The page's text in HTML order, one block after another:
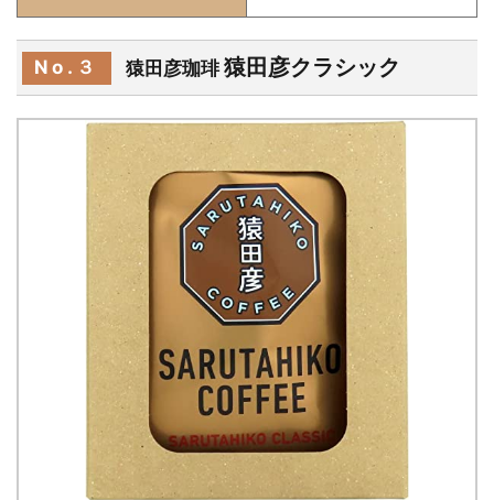
No.３ 猿田彦珈琲猿田彦クラシック